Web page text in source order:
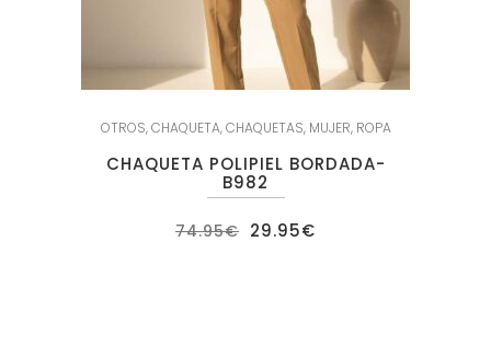
OTROS,CHAQUETA,CHAQUETAS, MUJER, ROPA
CHAQUETA POLIPIEL BORDADA-
B982
74.95€ El
precio
29.95€